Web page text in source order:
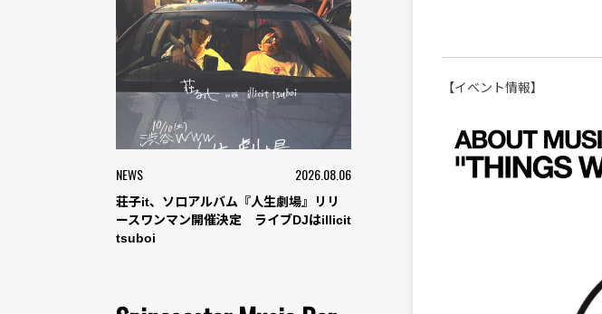
NEWS 2026.08.06
荘子it、ソロアルバム『人生劇場』リリ
ースワンマン開催決定 ライブDJはillicit
tsuboi
【イベント情報】